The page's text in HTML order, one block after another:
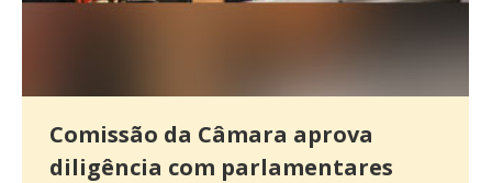
Comissão da Câmara aprova
diligência com parlamentares